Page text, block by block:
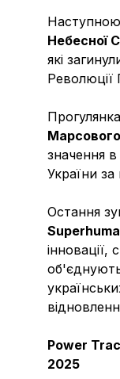
Небесної
які
Революції
значення в
України за
Остання
інновації,
Power
2025